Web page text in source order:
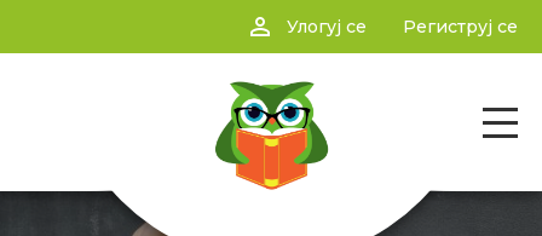
person_outline Улогуј се Региструј се